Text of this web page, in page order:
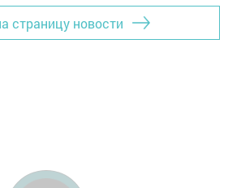
страницу новости